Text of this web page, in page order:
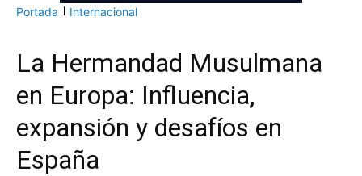
Portada Internacional
La Hermandad Musulmana
en Europa: Influencia,
expansión y desafíos en
España